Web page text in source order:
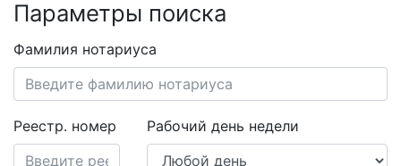
Параметры поиска
Фамилия нотариуса
Реестр. номер Рабочий день недели